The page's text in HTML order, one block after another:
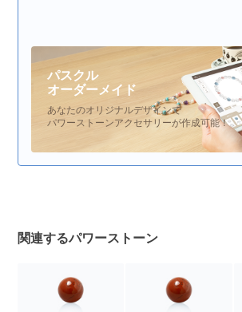
パスクル
オーダーメイド
あなたのオリジナルデザインで
パワーストーンアクセサリーが作成可能！
関連するパワーストーン